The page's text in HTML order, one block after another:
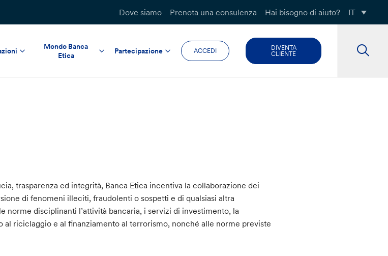
Dove siamo Prenota una consulenza Hai bisogno di aiuto? IT
Mondo Banca
Etica
Partecipazione ACCEDI
DIVENTA
CLIENTE
trasparenza ed integrità, Banca Etica incentiva la collaborazione dei
di fenomeni illeciti, fraudolenti o sospetti e di qualsiasi altra
norme disciplinanti l’attività bancaria, i servizi di investimento, la
riciclaggio e al finanziamento al terrorismo, nonché alle norme previste